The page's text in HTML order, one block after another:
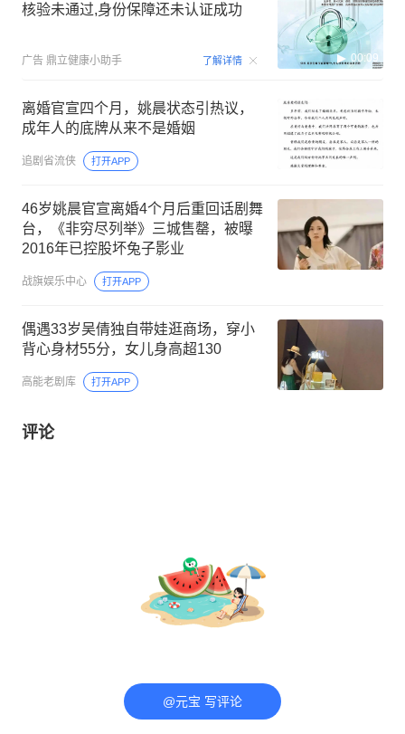
核验未通过,身份保障还未认证成功
广告 鼎立健康小助手 了解详情 00:09
离婚官宣四个月，姚晨状态引热议，
成年人的底牌从来不是婚姻
追剧省流侠 打开APP
46岁姚晨官宣离婚4个月后重回话剧舞
台，《非穷尽列举》三城售罄，被曝
2016年已控股坏兔子影业
战旗娱乐中心 打开APP
偶遇33岁吴倩独自带娃逛商场，穿小
背心身材55分，女儿身高超130
高能老剧库 打开APP
评论
@元宝 写评论